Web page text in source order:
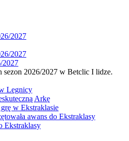
2027
sezon 2026/2027 w Betclic I lidze.
Legnicy
Arkę
w Ekstraklasie
awans do Ekstraklasy
Ekstraklasy